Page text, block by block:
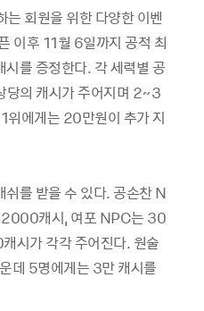
는 회원을 위한 다양한 이벤
이후 11월 6일까지 공적 최
를 증정한다. 각 세력별 공
당의 캐시가 주어지며 2~3
위에게는 20만원이 추가 지
를 받을 수 있다. 공손찬 N
2000캐시, 여포 NPC는 30
시가 각각 주어진다. 원술
데 5명에게는 3만 캐시를